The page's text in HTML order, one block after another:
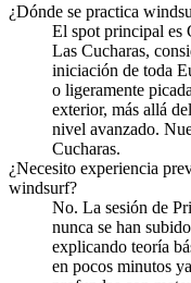
¿Dónde se practica
El spot principal es
Las Cucharas,
iniciación de toda
o ligeramente
exterior, más allá
nivel avanzado.
Cucharas.
¿Necesito experiencia
windsurf?
No. La sesión de
nunca se han
explicando teoría
en pocos minutos